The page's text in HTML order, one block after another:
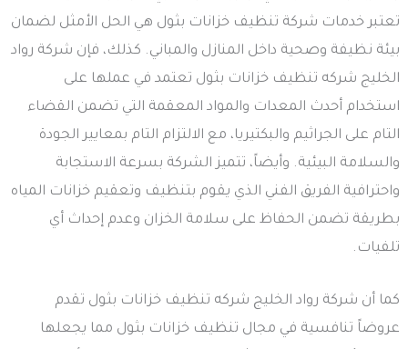
تعتبر خدمات شركة تنظيف خزانات بثول هي الحل الأمثل لضمان
بيئة نظيفة وصحية داخل المنازل والمباني. كذلك، فإن شركة رواد
الخليج شركه تنظيف خزانات بثول تعتمد في عملها على
استخدام أحدث المعدات والمواد المعقمة التي تضمن القضاء
التام على الجراثيم والبكتيريا، مع الالتزام التام بمعايير الجودة
والسلامة البيئية. وأيضاً، تتميز الشركة بسرعة الاستجابة
واحترافية الفريق الفني الذي يقوم بتنظيف وتعقيم خزانات المياه
بطريقة تضمن الحفاظ على سلامة الخزان وعدم إحداث أي
تلفيات.
كما أن شركة رواد الخليج شركه تنظيف خزانات بثول تقدم
عروضاً تنافسية في مجال تنظيف خزانات بثول مما يجعلها